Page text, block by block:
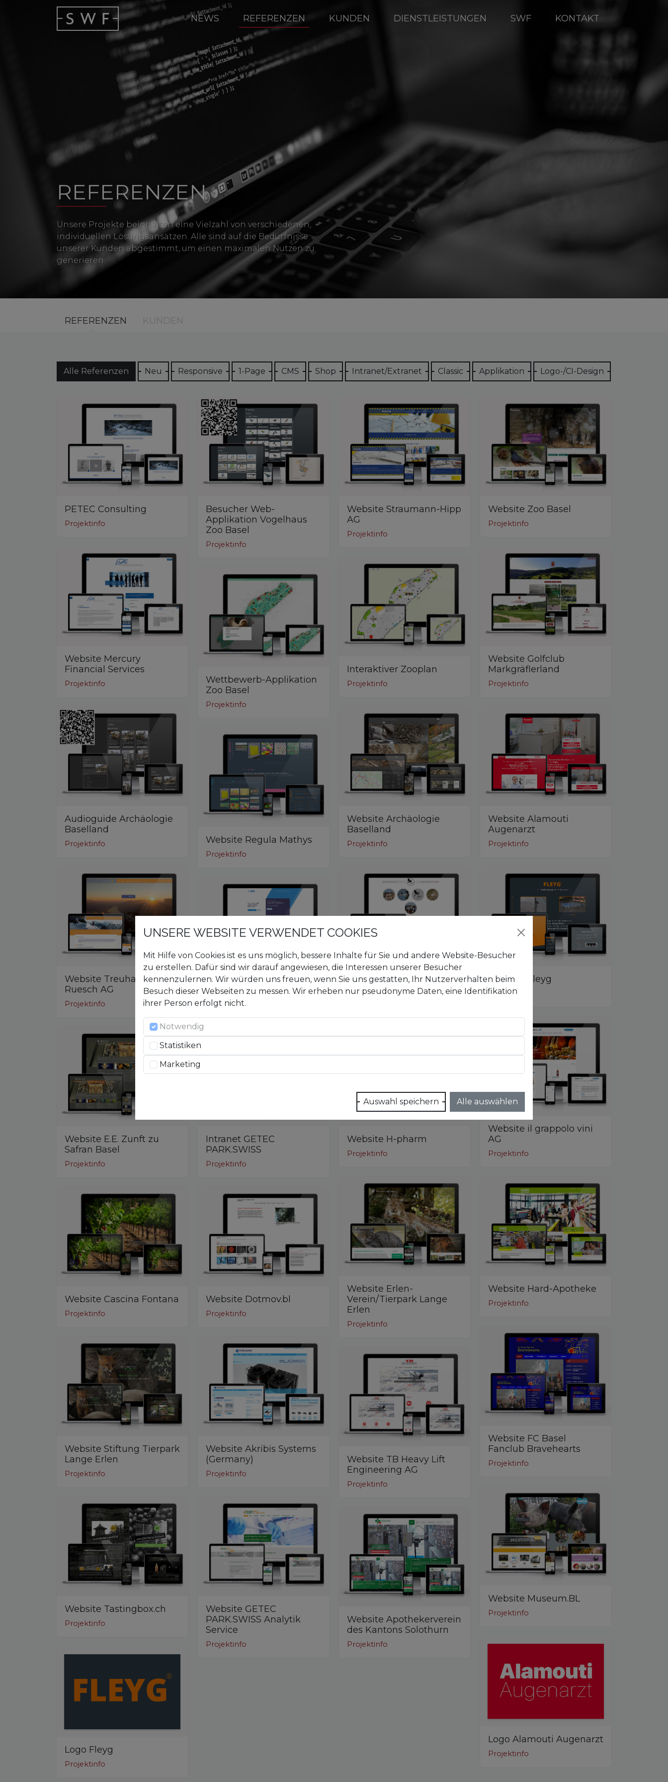
NEWS REFERENZEN KUNDEN DIENSTLEISTUNGEN SWF KONTAKT
REFERENZEN
Unsere Projekte beinhalten eine Vielzahl von verschiedenen,
individuellen Lösungsansätzen. Alle sind auf die Bedürfnisse
unserer Kunden abgestimmt, um einen maximalen Nutzen zu
generieren
REFERENZEN KUNDEN
Alle Referenzen Neu Responsive 1-Page CMS Shop Intranet/Extranet Classic Applikation Logo-/CI-Design
PETEC Consulting
Projektinfo
Besucher Web-
Applikation Vogelhaus
Zoo Basel
Projektinfo
Website Straumann-Hipp
AG
Projektinfo
Website Zoo Basel
Projektinfo
Website Mercury
Financial Services
Projektinfo
Website Golfclub
Markgräflerland
Projektinfo
Interaktiver Zooplan
Projektinfo
Wettbewerb-Applikation
Zoo Basel
Projektinfo
Audioguide Archäologie
Baselland
Projektinfo
Website Archäologie
Baselland
Projektinfo
Website Alamouti
Augenarzt
Projektinfo
Website Regula Mathys
Projektinfo
Website Treuhand
Ruesch AG
Projektinfo
Website Ornithologische
Gesellschaft Basel
Website Fleyg
Projektinfo
Website afop
Projektinfo
Website il grappolo vini
AG
Projektinfo
Website E.E. Zunft zu
Safran Basel
Projektinfo
Intranet GETEC
PARK.SWISS
Projektinfo
Website H-pharm
Projektinfo
Website Erlen-
Verein/Tierpark Lange
Erlen
Projektinfo
Website Hard-Apotheke
Projektinfo
Website Cascina Fontana
Projektinfo
Website Dotmov.bl
Projektinfo
Website FC Basel
Fanclub Bravehearts
Projektinfo
Website Stiftung Tierpark
Lange Erlen
Projektinfo
Website Akribis Systems
(Germany)
Projektinfo
Website TB Heavy Lift
Engineering AG
Projektinfo
Website Museum.BL
Projektinfo
Website Tastingbox.ch
Projektinfo
Website GETEC
PARK.SWISS Analytik
Service
Projektinfo
Website Apothekerverein
des Kantons Solothurn
Projektinfo
Logo Alamouti Augenarzt
Projektinfo
Logo Fleyg
Projektinfo
UNSERE WEBSITE VERWENDET COOKIES ×
Mit Hilfe von Cookies ist es uns möglich, bessere Inhalte für Sie und andere Website-Besucher
zu erstellen. Dafür sind wir darauf angewiesen, die Interessen unserer Besucher
kennenzulernen. Wir würden uns freuen, wenn Sie uns gestatten, Ihr Nutzerverhalten beim
Besuch dieser Webseiten zu messen. Wir erheben nur pseudonyme Daten, eine Identifikation
ihrer Person erfolgt nicht.
Notwendig
Statistiken
Marketing
Auswahl speichern Alle auswählen